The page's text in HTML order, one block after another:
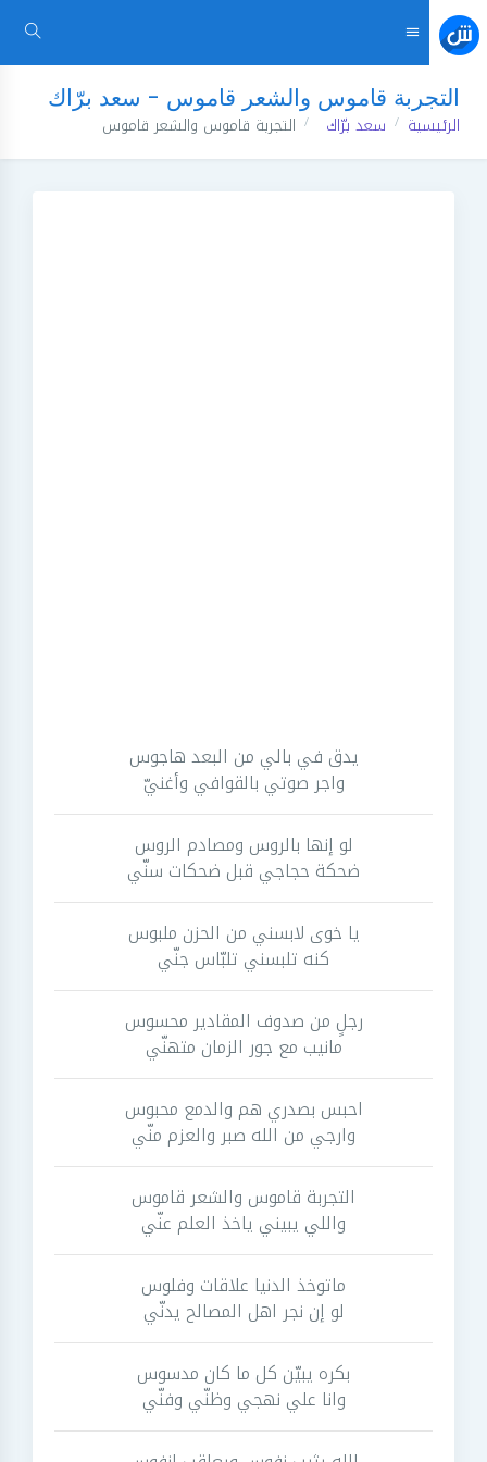
التجربة قاموس والشعر قاموس - سعد برّاك
الرئيسية سعد برّاك التجربة قاموس والشعر قاموس
يدق في بالي من البعد هاجوس
واجر صوتي بالقوافي وأغنيّ
لو إنها بالروس ومصادم الروس
ضحكة حجاجي قبل ضحكات سنّي
يا خوى لابسني من الحزن ملبوس
كنه تلبسني تلبّاس جنّي
رجلٍ من صدوف المقادير محسوس
مانيب مع جور الزمان متهنّي
احبس بصدري هم والدمع محبوس
وارجي من الله صبر والعزم منّي
التجربة قاموس والشعر قاموس
واللي يبيني ياخذ العلم عنّي
ماتوخذ الدنيا علاقات وفلوس
لو إن نجر اهل المصالح يدنّي
بكره يبيّن كل ما كان مدسوس
وانا علي نهجي وظنّي وفنّي